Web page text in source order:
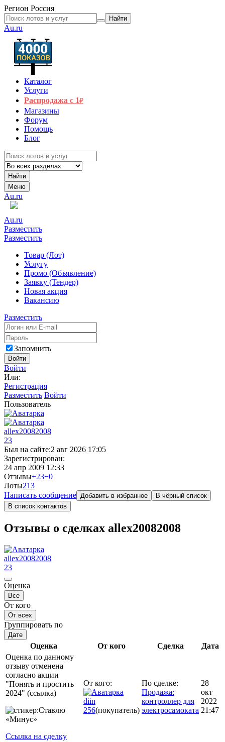
Регион Россия
Найти
Au.ru
Каталог
Услуги
Распродажа с 1₽
Магазины
Форум
Помощь
Блог
Найти
Меню
Au.ru
Au.ru
Разместить
Разместить
Товар (Лот)
Услугу
Промо (Объявление)
Заявку (Тендер)
Новая акция
Вакансию
Разместить
Запомнить
Войти
Войти
Или:
Регистрация
Разместить Войти
Пользователь
allex20082008
23
Был на сайте:2 авг 2026 17:05
Зарегистрирован:
24 апр 2009 12:33
Отзывы+23−0
Лоты213
Написать сообщение Добавить в избранное
В чёрный список
В список контактов
Отзывы о сделках allex20082008
allex20082008
23
Оценка
Все
От кого
От всех
Группировать по
Дате
Оценка От кого Сделка
Дата
Оценка по данному
отзыву отменена
согласно акции
"Понять и простить
2024" (ссылка)
Ссылка на сделку
От кого:
diin
256(покупатель)
По сделке:
Продажа:
контроллер для
электросамоката
28
окт
2022
21:47